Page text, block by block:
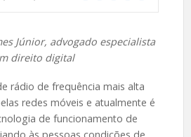
Júnior, advogado especialista
direito digital
rádio de frequência mais alta
redes móveis e atualmente é
de funcionamento de